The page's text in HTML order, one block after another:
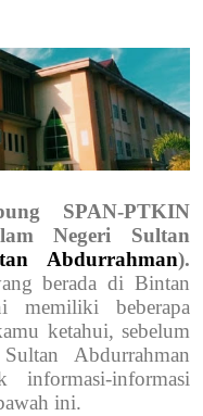
SPAN-PTKIN
Negeri Sultan
Abdurrahman).
berada di Bintan
memiliki beberapa
ketahui, sebelum
Abdurrahman
informasi
ini.